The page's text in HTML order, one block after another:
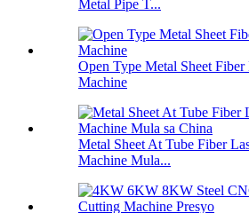
Metal Pipe T...
Open Type Metal Sheet
Machine
Metal Sheet At Tube Fiber
Machine Mula...